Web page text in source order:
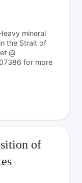
mineral
the Strait of
@
for more
of